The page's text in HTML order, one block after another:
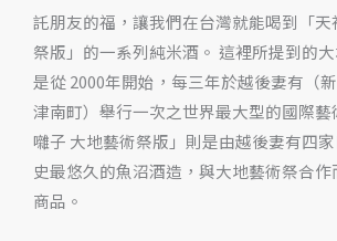
託朋友的福，讓我們在台灣就能喝到「天
祭版」的一系列純米酒。 這裡所提到的
是從 2000年開始，每三年於越後妻有（
津南町）舉行一次之世界最大型的國際
囃子 大地藝術祭版」則是由越後妻有四
史最悠久的魚沼酒造，與大地藝術祭合
商品。
酒
與
其
搭
配
的
料